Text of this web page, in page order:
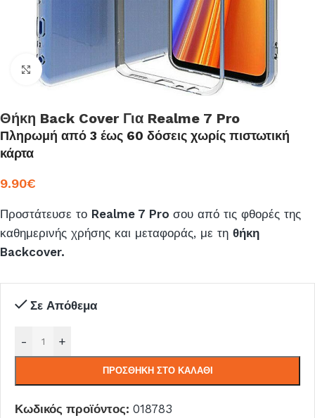
Click to enlarge
Θήκη Back Cover Για Realme 7 Pro
Πληρωμή από 3 έως 60 δόσεις χωρίς πιστωτική
κάρτα
9.90€
Προστάτευσε το Realme 7 Pro σου από τις φθορές της
καθημερινής χρήσης και μεταφοράς, με τη θήκη
Backcover.
Σε Απόθεμα
- +
ΠΡΟΣΘΉΚΗ ΣΤΟ ΚΑΛΆΘΙ
Κωδικός προϊόντος: 018783